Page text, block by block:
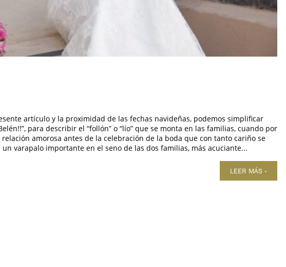
artículo y la proximidad de las fechas navideñas, podemos simplificar
para describir el “follón” o “lío” que se monta en las familias, cuando por
amorosa antes de la celebración de la boda que con tanto cariño se
varapalo importante en el seno de las dos familias, más acuciante...
LEER MÁS »